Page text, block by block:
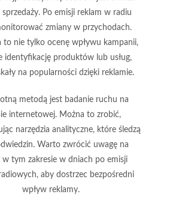
. Po emisji reklam w radiu
zmiany w przychodach.
to nie tylko ocenę wpływu kampanii,
identyfikację produktów lub usług,
na popularności dzięki reklamie.
metodą jest badanie ruchu na
internetowej. Można to zrobić,
narzędzia analityczne, które śledzą
Warto zwrócić uwagę na
w tym zakresie w dniach po emisji
aby dostrzec bezpośredni
wpływ reklamy.